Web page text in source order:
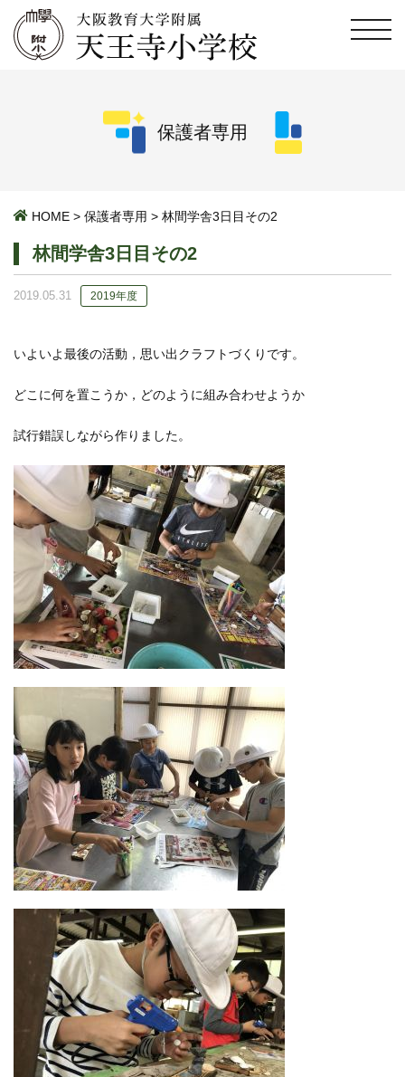
保護者専用
HOME > 保護者専用 > 林間学舎3日目その2
林間学舎3日目その2
2019.05.31 2019年度
いよいよ最後の活動，思い出クラフトづくりです。
どこに何を置こうか，どのように組み合わせようか
試行錯誤しながら作りました。